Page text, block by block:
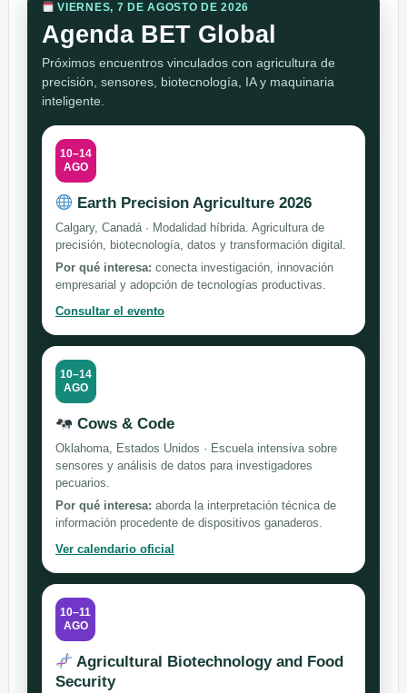
VIERNES, 7 DE AGOSTO DE 2026
Agenda BET Global
Próximos encuentros vinculados con agricultura de
precisión, sensores, biotecnología, IA y maquinaria
inteligente.
10–14
AGO
Earth Precision Agriculture 2026
Calgary, Canadá · Modalidad híbrida. Agricultura de
precisión, biotecnología, datos y transformación digital.
Por qué interesa: conecta investigación, innovación
empresarial y adopción de tecnologías productivas.
Consultar el evento
10–14
AGO
Cows & Code
Oklahoma, Estados Unidos · Escuela intensiva sobre
sensores y análisis de datos para investigadores
pecuarios.
Por qué interesa: aborda la interpretación técnica de
información procedente de dispositivos ganaderos.
Ver calendario oficial
10–11
AGO
Agricultural Biotechnology and Food
Security